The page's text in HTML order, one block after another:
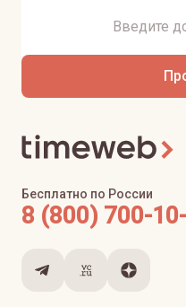
Бесплатно по России
8 (800) 700-